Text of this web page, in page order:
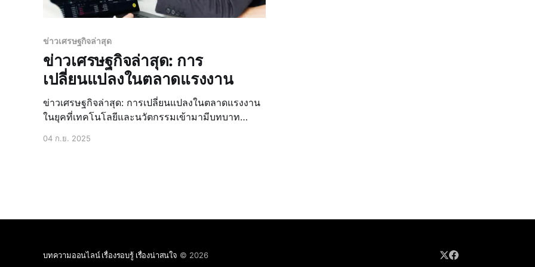
ข่าวเศรษฐกิจล่าสุด
ข่าวเศรษฐกิจล่าสุด: การ
เปลี่ยนแปลงในตลาดแรงงาน
ข่าวเศรษฐกิจล่าสุด: การเปลี่ยนแปลงในตลาดแรงงาน
ในยุคที่เทคโนโลยีและนวัตกรรมเข้ามามีบทบาท
ตลาดแรงงานจึงเป็นเรื่องที่น่าสนใจและติดตามอย่าง
04 ก.ย. 2025
บทความออนไลน์ เรื่องรอบรู้ เรื่องน่าสนใจ © 2026